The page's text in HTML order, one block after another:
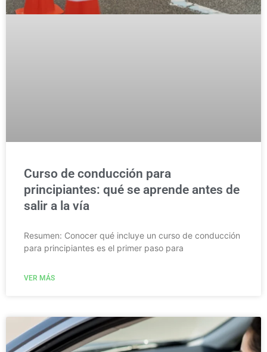
Curso de conducción para
principiantes: qué se aprende antes de
salir a la vía
Resumen: Conocer qué incluye un curso de conducción
para principiantes es el primer paso para
VER MÁS